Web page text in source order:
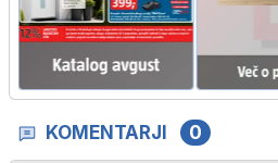
KOMENTARJI 0